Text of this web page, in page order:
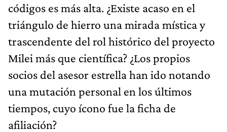
códigos es más alta. ¿Existe acaso en el
triángulo de hierro una mirada mística y
trascendente del rol histórico del proyecto
Milei más que científica? ¿Los propios
socios del asesor estrella han ido notando
una mutación personal en los últimos
tiempos, cuyo ícono fue la ficha de
afiliación?